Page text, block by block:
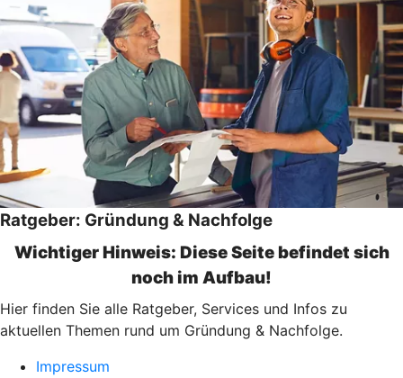
Ratgeber: Gründung & Nachfolge
Wichtiger Hinweis: Diese Seite befindet sich
noch im Aufbau!
Hier finden Sie alle Ratgeber, Services und Infos zu
aktuellen Themen rund um Gründung & Nachfolge.
Impressum